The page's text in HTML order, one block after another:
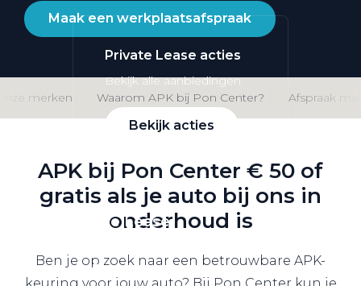
Private Lease acties
Bekijk alle aanbiedingen
Bekijk acties
Private Lease
Terug
Maak een werkplaatsafspraak
merken Waarom APK bij Pon Center? Afspraak
APK bij Pon Center € 50 of
gratis als je auto bij ons in
onderhoud is
Ben je op zoek naar een betrouwbare APK-